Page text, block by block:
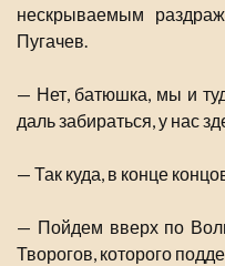
нескрываемым
Пугачев.
— Нет, батюшка, мы и
даль забираться, у нас
— Так куда, в конце
— Пойдем вверх по
Творогов, которого